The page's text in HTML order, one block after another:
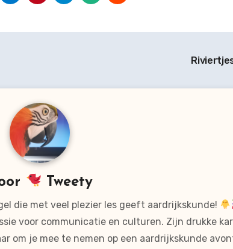
Tweety
die met veel plezier les geeft aardrijkskunde!
voor communicatie en culturen. Zijn drukke
om je mee te nemen op een aardrijkskunde